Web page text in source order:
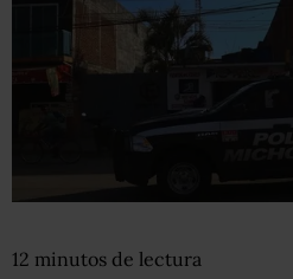
12 minutos de lectura